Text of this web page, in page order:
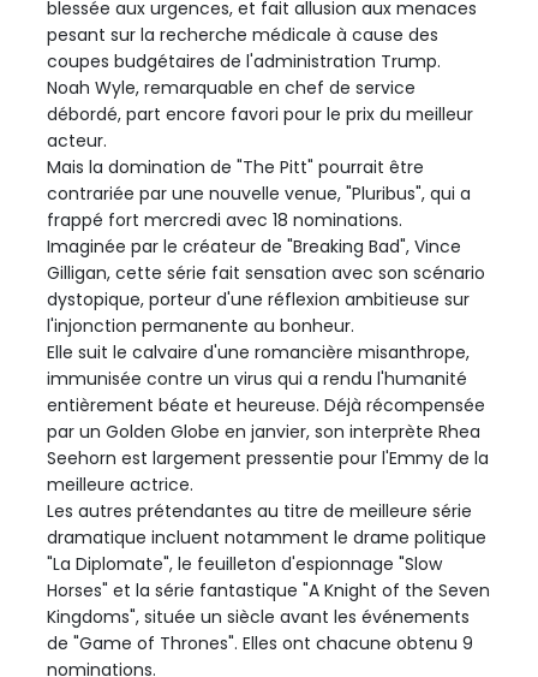
blessée aux urgences, et fait allusion aux menaces
pesant sur la recherche médicale à cause des
coupes budgétaires de l'administration Trump.
Noah Wyle, remarquable en chef de service
débordé, part encore favori pour le prix du meilleur
acteur.
Mais la domination de "The Pitt" pourrait être
contrariée par une nouvelle venue, "Pluribus", qui a
frappé fort mercredi avec 18 nominations.
Imaginée par le créateur de "Breaking Bad", Vince
Gilligan, cette série fait sensation avec son scénario
dystopique, porteur d'une réflexion ambitieuse sur
l'injonction permanente au bonheur.
Elle suit le calvaire d'une romancière misanthrope,
immunisée contre un virus qui a rendu l'humanité
entièrement béate et heureuse. Déjà récompensée
par un Golden Globe en janvier, son interprète Rhea
Seehorn est largement pressentie pour l'Emmy de la
meilleure actrice.
Les autres prétendantes au titre de meilleure série
dramatique incluent notamment le drame politique
"La Diplomate", le feuilleton d'espionnage "Slow
Horses" et la série fantastique "A Knight of the Seven
Kingdoms", située un siècle avant les événements
de "Game of Thrones". Elles ont chacune obtenu 9
nominations.